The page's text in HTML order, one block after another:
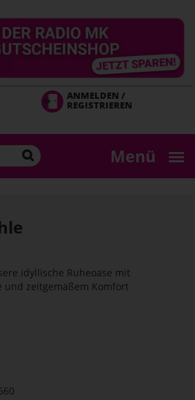
ANMELDEN /
REGISTRIEREN
Menü
idyllische Ruheoase mit
zeitgemäßem Komfort